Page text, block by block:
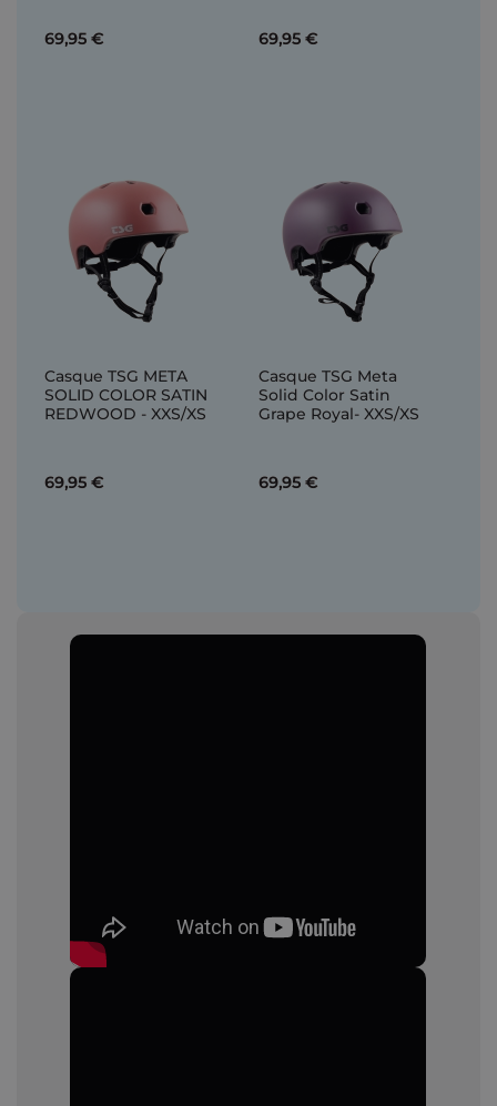
69,95 € 69,95 €
Casque TSG META
SOLID COLOR SATIN
REDWOOD - XXS/XS
69,95 €
Casque TSG Meta
Solid Color Satin
Grape Royal- XXS/XS
69,95 €